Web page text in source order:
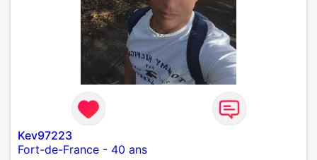
Kev97223
Fort-de-France - 40 ans